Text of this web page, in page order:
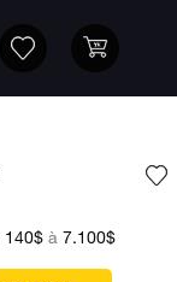
140$à 7.100$